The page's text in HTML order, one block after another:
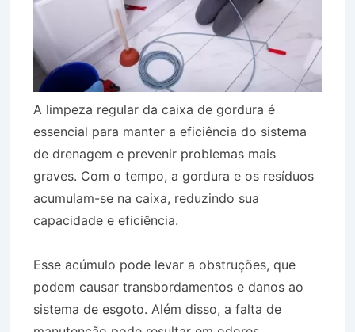
A limpeza regular da caixa de gordura é
essencial para manter a eficiência do sistema
de drenagem e prevenir problemas mais
graves. Com o tempo, a gordura e os resíduos
acumulam-se na caixa, reduzindo sua
capacidade e eficiência.
Esse acúmulo pode levar a obstruções, que
podem causar transbordamentos e danos ao
sistema de esgoto. Além disso, a falta de